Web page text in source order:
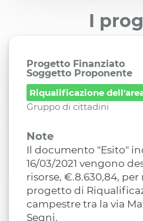
I
Progetto Finanziato
Soggetto Proponente
Riqualificazione
Gruppo di cittadini
Note
Il documento "Esito"
16/03/2021 vengono
risorse, €.8.630,84, per
progetto di
campestre tra la via
Segni.